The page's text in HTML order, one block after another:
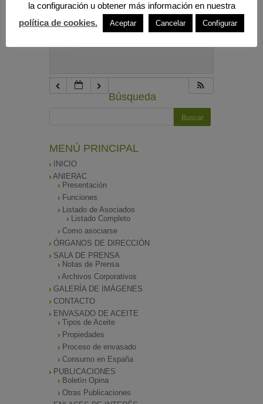
10:00 pm
Búsqueda
MENÚ PRINCIPAL
INICIO
ANIERAC
Presentación
Funciones
Listado de Asociados
Listado Completo
Como asociarse
ÓRGANOS DE DIRECCIÓN
SALA DE PRENSA
Notas de Prensa
Archivos Corporativos
GALERÍA DE IMÁGENES
CONTACTO
ENVASADO DE ACEITE
Tipos de Aceite
Propiedades
Proceso de envasado
Consumo en España
PUBLICACIONES
Boletín Opina
Otras Publicaciones
la configuración u obtener más información en nuestra
política de cookies.
Aceptar Cancelar Configurar